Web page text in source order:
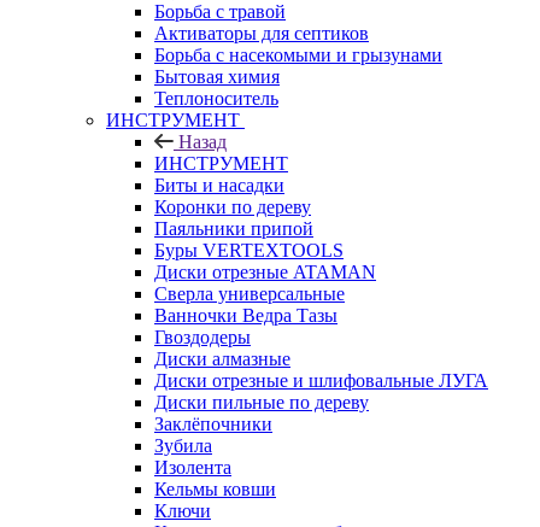
Борьба с травой
Активаторы для септиков
Борьба с насекомыми и грызунами
Бытовая химия
Теплоноситель
ИНСТРУМЕНТ
Назад
ИНСТРУМЕНТ
Биты и насадки
Коронки по дереву
Паяльники припой
Буры VERTEXTOOLS
Диски отрезные ATAMAN
Сверла универсальные
Ванночки Ведра Тазы
Гвоздодеры
Диски алмазные
Диски отрезные и шлифовальные ЛУГА
Диски пильные по дереву
Заклёпочники
Зубила
Изолента
Кельмы ковши
Ключи